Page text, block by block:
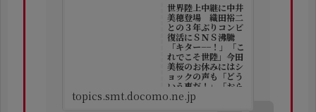
世界陸上中継に中井
美穂登場 織田裕二
との３年ぶりコンビ
復活にＳＮＳ沸騰
「キター−−！」「こ
れでこそ世陸」今田
美桜のお休みにはシ
ョックの声も「どう
いう事だ！」「おら
んやん」（デイリー
スポーツ）｜ｄメニ
topics.smt.docomo.ne.jp